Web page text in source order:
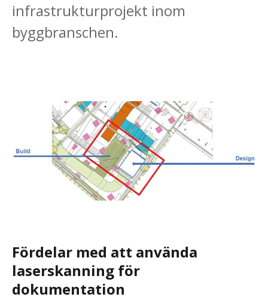
infrastrukturprojekt inom
byggbranschen.
Fördelar med att använda
laserskanning för
dokumentation